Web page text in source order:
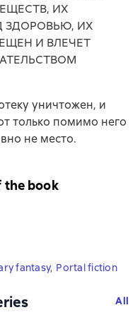
ИХ
ЗДОРОВЬЮ, ИХ
И ВЛЕЧЕТ
уничтожен, и
только помимо него
не место.
the book
fantasy, Portal fiction
All